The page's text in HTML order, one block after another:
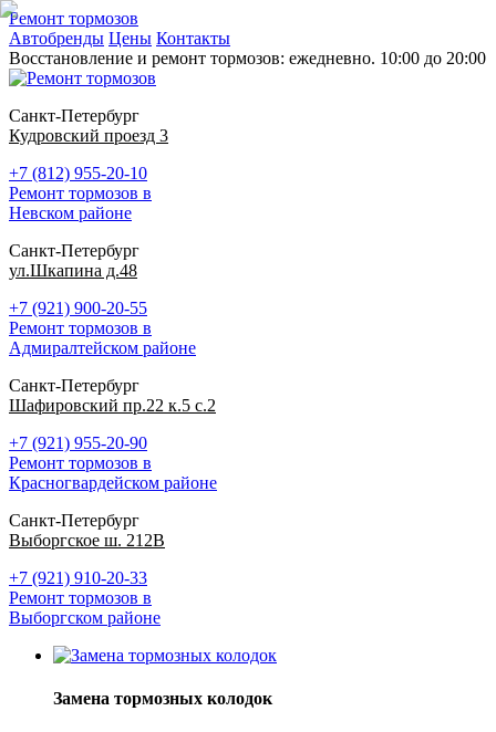
Ремонт тормозов
Автобренды Цены Контакты
Восстановление и ремонт тормозов: ежедневно. 10:00 до 20:00
Санкт-Петербург
Кудровский проезд 3
+7 (812) 955-20-10
Ремонт тормозов в
Невском районе
Санкт-Петербург
ул.Шкапина д.48
+7 (921) 900-20-55
Ремонт тормозов в
Адмиралтейском районе
Санкт-Петербург
Шафировский пр.22 к.5 с.2
+7 (921) 955-20-90
Ремонт тормозов в
Красногвардейском районе
Санкт-Петербург
Выборгское ш. 212В
+7 (921) 910-20-33
Ремонт тормозов в
Выборгском районе
Замена тормозных колодок